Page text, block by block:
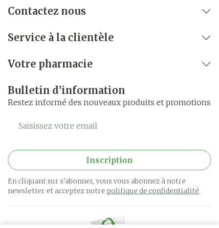
Contactez nous
Service à la clientèle
Votre pharmacie
Bulletin d’information
Restez informé des nouveaux produits et promotions
Adresse mail
Inscription
En cliquant sur s'abonner, vous vous abonnez à notre
newsletter et acceptez notre politique de confidentialité.